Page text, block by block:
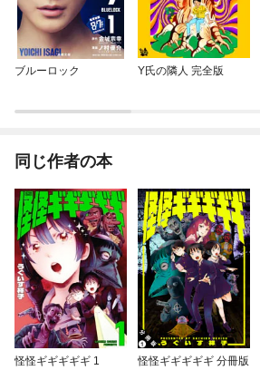
ブルーロック Y氏の隣人 完全版
同じ作者の本
怪怪ギギギギギ 1
怪怪ギギギギギ 分冊版